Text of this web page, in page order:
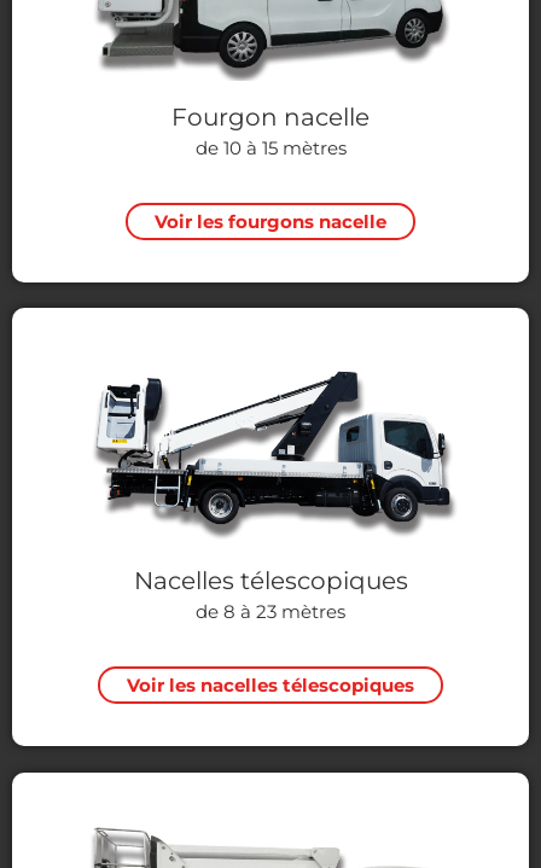
Fourgon nacelle
de 10 à 15 mètres
Voir les fourgons nacelle
Nacelles télescopiques
de 8 à 23 mètres
Voir les nacelles télescopiques